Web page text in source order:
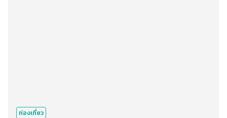
ท่องเที่ยว